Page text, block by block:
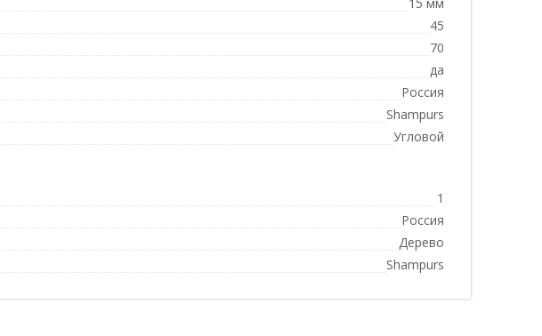
45
70
да
Россия
Shampurs
Угловой
1
Россия
Дерево
Shampurs